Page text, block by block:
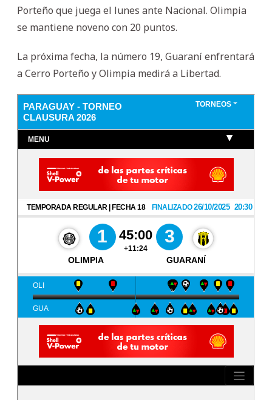
Porteño que juega el lunes ante Nacional. Olimpia
se mantiene noveno con 20 puntos.
La próxima fecha, la número 19, Guaraní enfrentará
a Cerro Porteño y Olimpia medirá a Libertad.